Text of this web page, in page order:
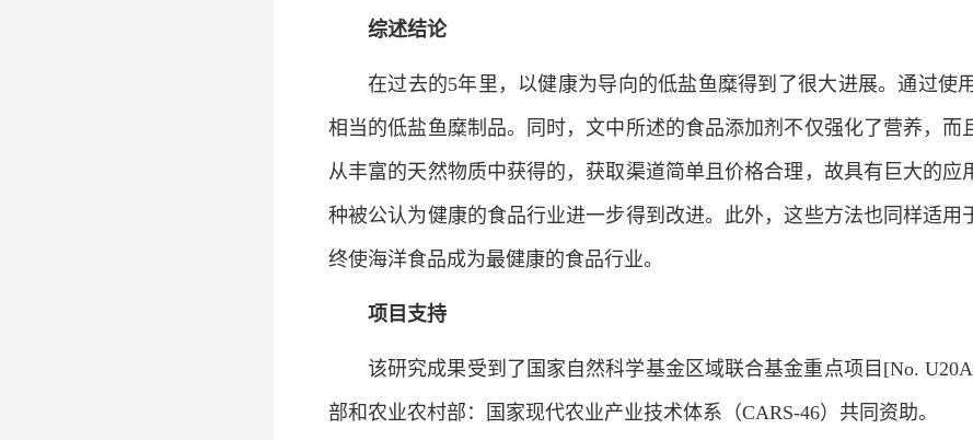
综述结论
在过去的5年里，以健康为导向的低盐鱼糜得到了很大进展。通过
相当的低盐鱼糜制品。同时，文中所述的食品添加剂不仅强化了营养，
从丰富的天然物质中获得的，获取渠道简单且价格合理，故具有巨大的
种被公认为健康的食品行业进一步得到改进。此外，这些方法也同样适
终使海洋食品成为最健康的食品行业。
项目支持
该研究成果受到了国家自然科学基金区域联合基金重点项目[No.
部和农业农村部：国家现代农业产业技术体系（CARS-46）共同资助。